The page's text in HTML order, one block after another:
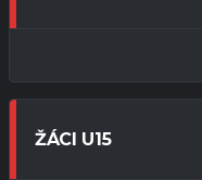
ŽÁCI U15